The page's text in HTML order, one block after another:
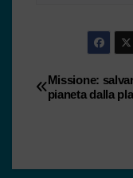
Missione:
pianeta dalla